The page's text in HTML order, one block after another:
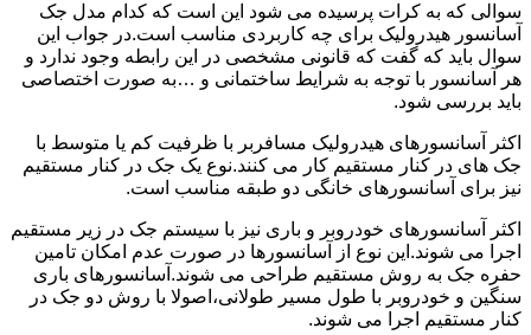
سوالی که به کرات پرسیده می شود این است که کدام مدل جک
آسانسور هیدرولیک برای چه کاربردی مناسب است.در جواب این
سوال باید که گفت که قانونی مشخصی در این رابطه وجود ندارد و
هر آسانسور با توجه به شرایط ساختمانی و …به صورت اختصاصی
باید بررسی شود.
اکثر آسانسورهای هیدرولیک مسافربر با ظرفیت کم یا متوسط با
جک های در کنار مستقیم کار می کنند.نوع یک جک در کنار مستقیم
نیز برای آسانسورهای خانگی دو طبقه مناسب است.
اکثر آسانسورهای خودروبر و باری نیز با سیستم جک در زیر مستقیم
اجرا می شوند.این نوع از آسانسورها در صورت عدم امکان تامین
حفره جک به روش مستقیم طراحی می شوند.آسانسورهای باری
سنگین و خودروبر با طول مسیر طولانی،اصولا با روش دو جک در
کنار مستقیم اجرا می شوند.